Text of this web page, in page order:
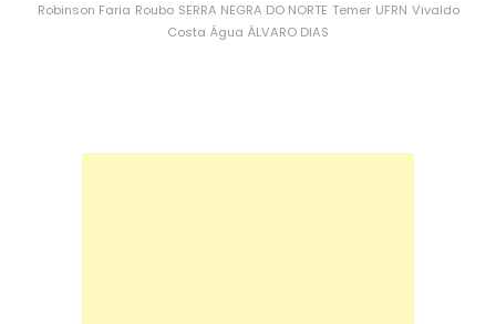
Robinson Faria Roubo SERRA NEGRA DO NORTE Temer UFRN Vivaldo
Costa Água ÁLVARO DIAS